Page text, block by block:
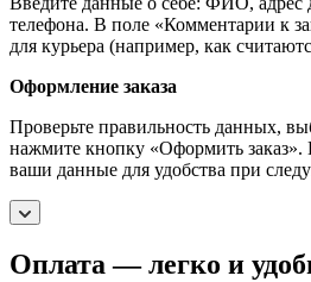
телефона. В поле «Комментарии к
для курьера (например, как
Оформление заказа
Проверьте правильность данных,
нажмите кнопку «Оформить заказ».
ваши данные для удобства при
Оплата — легко и